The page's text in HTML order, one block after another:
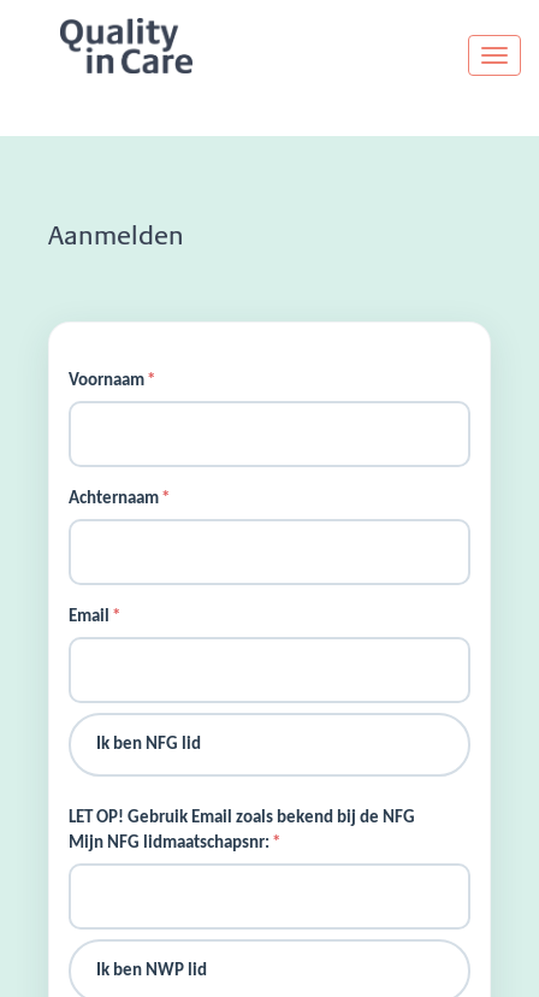
Aanmelden
Voornaam *
Achternaam *
Email *
Ik ben NFG lid
LET OP! Gebruik Email zoals bekend bij de NFG
Mijn NFG lidmaatschapsnr: *
Ik ben NWP lid